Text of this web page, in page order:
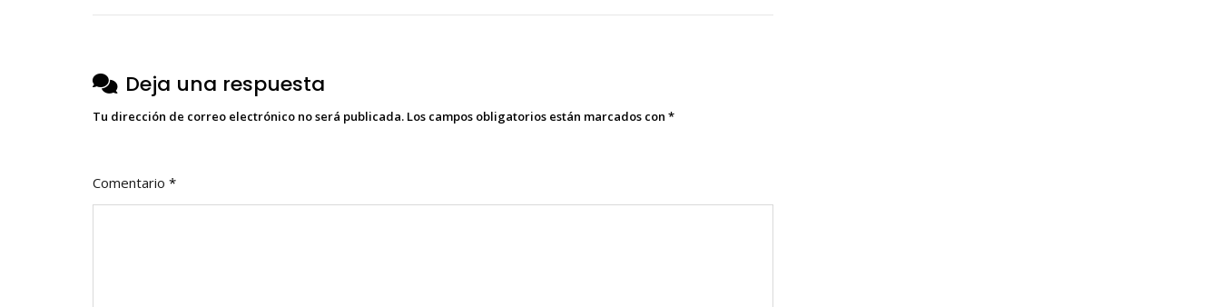
Deja una respuesta
Tu dirección de correo electrónico no será publicada. Los campos obligatorios están marcados con *
Comentario *